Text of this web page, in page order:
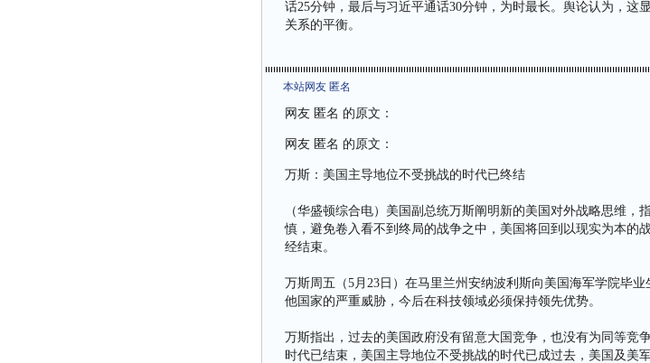
话25分钟，最后与习近平通话30分钟，为时最长。舆论认为，这
关系的平衡。
本站网友 匿名
网友 匿名 的原文：
网友 匿名 的原文：
万斯：美国主导地位不受挑战的时代已终结
（华盛顿综合电）美国副总统万斯阐明新的美国对外战略思维
慎，避免卷入看不到终局的战争之中，美国将回到以现实为本的
经结束。
万斯周五（5月23日）在马里兰州安纳波利斯向美国海军学院毕
他国家的严重威胁，今后在科技领域必须保持领先优势。
万斯指出，过去的美国政府没有留意大国竞争，也没有为同等竞
时代已结束，美国主导地位不受挑战的时代已成过去，美国及美